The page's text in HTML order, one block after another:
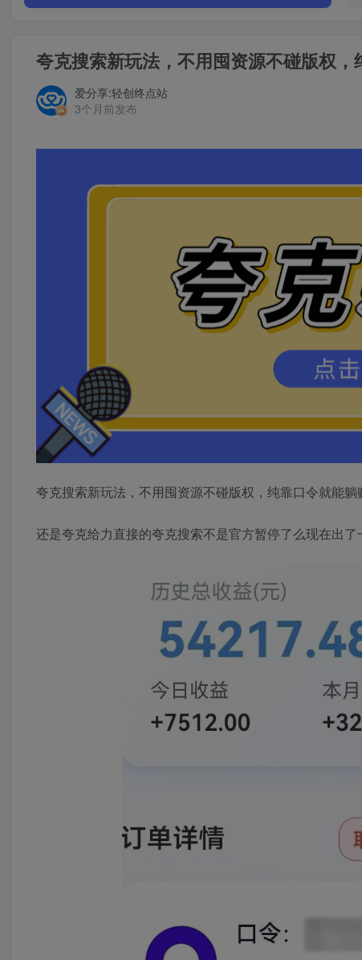
夸克搜索新玩法，不用囤资源不碰版权
爱分享:轻创终点站
3个月前发布
夸克搜索新玩法，不用囤资源不碰版权，纯靠口令就能
还是夸克给力直接的夸克搜索不是官方暂停了么现在出